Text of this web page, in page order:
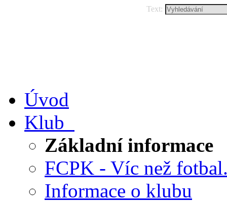
Text:
Úvod
Klub
Základní informace
FCPK - Víc než
Informace o klubu